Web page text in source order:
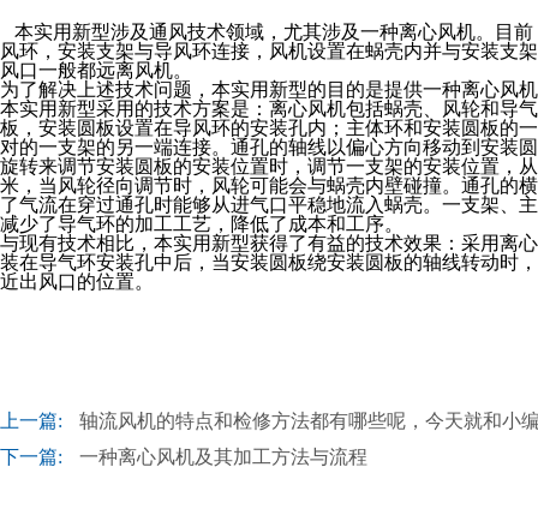
本实用新型涉及通风技术领域，尤其涉及一种离心风机。目
风环，安装支架与导风环连接，风机设置在蜗壳内并与安装支
风口一般都远离风机。
为了解决上述技术问题，本实用新型的目的是提供一种离心风
本实用新型采用的技术方案是：离心风机包括蜗壳、风轮和导
板，安装圆板设置在导风环的安装孔内；主体环和安装圆板的
对的一支架的另一端连接。通孔的轴线以偏心方向移动到安装
旋转来调节安装圆板的安装位置时，调节一支架的安装位置，
米，当风轮径向调节时，风轮可能会与蜗壳内壁碰撞。通孔的
了气流在穿过通孔时能够从进气口平稳地流入蜗壳。一支架、
减少了导气环的加工工艺，降低了成本和工序。
与现有技术相比，本实用新型获得了有益的技术效果：采用离
装在导气环安装孔中后，当安装圆板绕安装圆板的轴线转动时
近出风口的位置。
上一篇:
轴流风机的特点和检修方法都有哪些呢，今天就和小
下一篇:
一种离心风机及其加工方法与流程